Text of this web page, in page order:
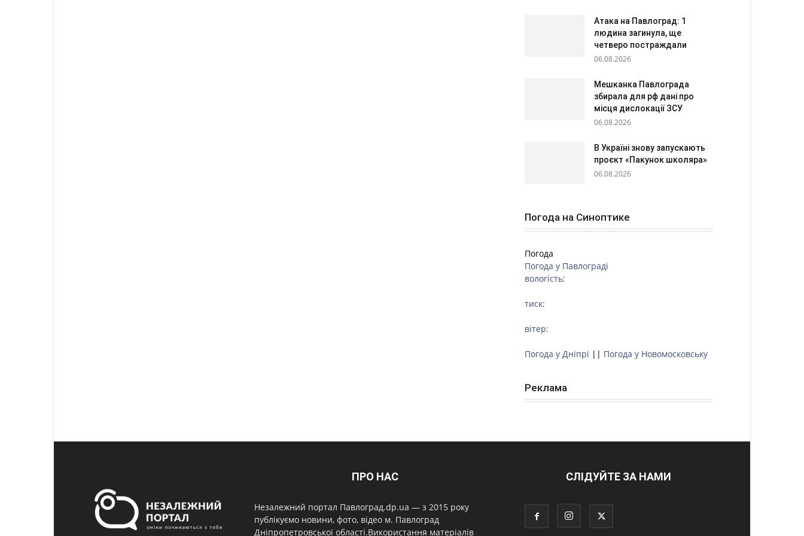
Атака на Павлоград: 1
людина загинула, ще
четверо постраждали
06.08.2026
Мешканка Павлограда
збирала для рф дані про
місця дислокації ЗСУ
06.08.2026
В Україні знову запускають
проєкт «Пакунок школяра»
06.08.2026
Погода на Синоптике
Погода
Погода у Павлограді
вологість:
тиск:
вітер:
Погода у Дніпрі || Погода у Новомосковську
Реклама
ПРО НАС
Незалежний портал Павлоград.dp.ua — з 2015 року
публікуємо новини, фото, відео м. Павлоград
Дніпропетровської області.Використання матеріалів
СЛІДУЙТЕ ЗА НАМИ